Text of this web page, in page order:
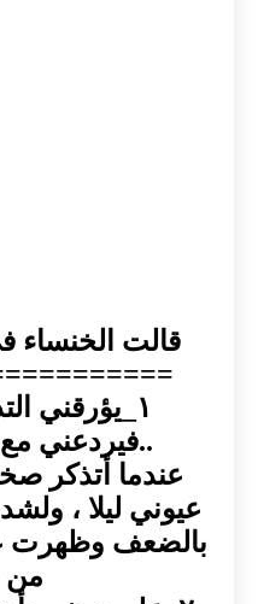
قالت الخنساء
١_يؤرقني
..فيردعني
عندما أتذكر
عيوني ليلا ،
بالضعف وظهرت
من